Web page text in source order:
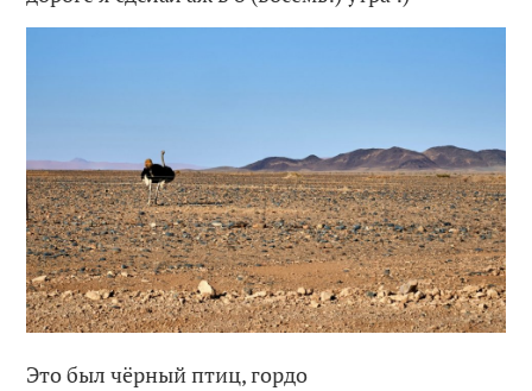
Это был чёрный птиц, гордо